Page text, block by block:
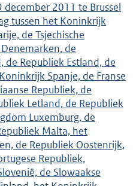
2011 te Brussel
tussen het Koninkrijk
de Tsjechische
de
Republiek Estland, de
Spanje, de Franse
Republiek, de
Letland, de Republiek
Luxemburg, de
Malta, het
de Republiek Oostenrijk,
Republiek,
de Slowaakse